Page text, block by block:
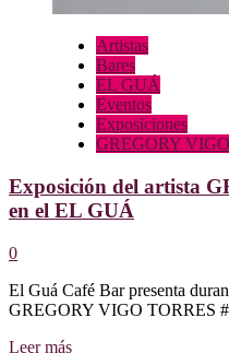
Artistas
Bares
EL GUÁ
Eventos
Exposiciones
GREGORY
Exposición del artista
en el EL GUÁ
0
El Guá Café Bar presenta
GREGORY VIGO TORRES
Leer másLeer